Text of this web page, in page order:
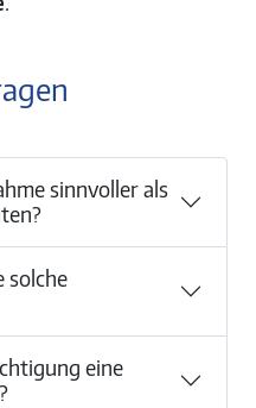
sinnvoller als
solche
eine